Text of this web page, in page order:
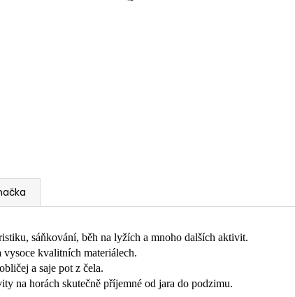
sáňkování, běh na lyžích a mnoho dalších aktivit.
kvalitních materiálech.
a saje pot z čela.
na horách skutečně příjemné od jara do podzimu.